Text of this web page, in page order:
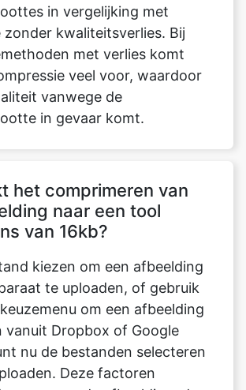
veel voor, waardoor
vanwege de
in gevaar komt.
het comprimeren van
kiezen om een afbeelding
te uploaden, of gebruik
vanuit Dropbox of Google
nu de bestanden selecteren
Deze factoren
naam van de afbeelding, de
type, enzovoort nadat we
geüpload. De laatst